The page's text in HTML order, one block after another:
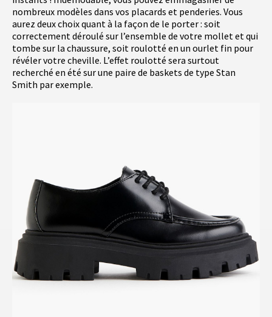
nombreux modèles dans vos placards et penderies. Vous
aurez deux choix quant à la façon de le porter : soit
correctement déroulé sur l’ensemble de votre mollet et qui
tombe sur la chaussure, soit roulotté en un ourlet fin pour
révéler votre cheville. L’effet roulotté sera surtout
recherché en été sur une paire de baskets de type Stan
Smith par exemple.